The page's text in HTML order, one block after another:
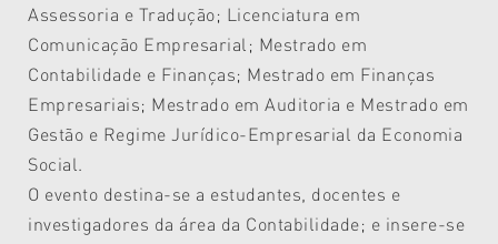
Assessoria e Tradução; Licenciatura em
Comunicação Empresarial; Mestrado em
Contabilidade e Finanças; Mestrado em Finanças
Empresariais; Mestrado em Auditoria e Mestrado em
Gestão e Regime Jurídico-Empresarial da Economia
Social.
O evento destina-se a estudantes, docentes e
investigadores da área da Contabilidade; e insere-se